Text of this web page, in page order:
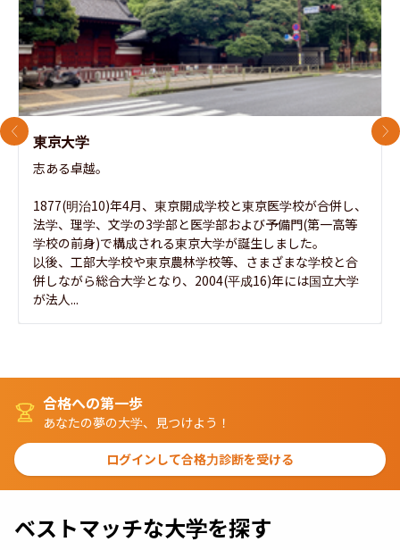
東京大学
志ある卓越。
1877(明治10)年4月、東京開成学校と東京医学校が合併し、
法学、理学、文学の3学部と医学部および予備門(第一高等
学校の前身)で構成される東京大学が誕生しました。
以後、工部大学校や東京農林学校等、さまざまな学校と合
併しながら総合大学となり、2004(平成16)年には国立大学
が法人...
前のスライド 次
合格への第一歩
あなたの夢の大学、見つけよう！
ログインして合格力診断を受ける
ベストマッチな大学を探す